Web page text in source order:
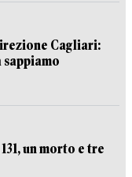
Cagliari:
sappiamo
un morto e tre